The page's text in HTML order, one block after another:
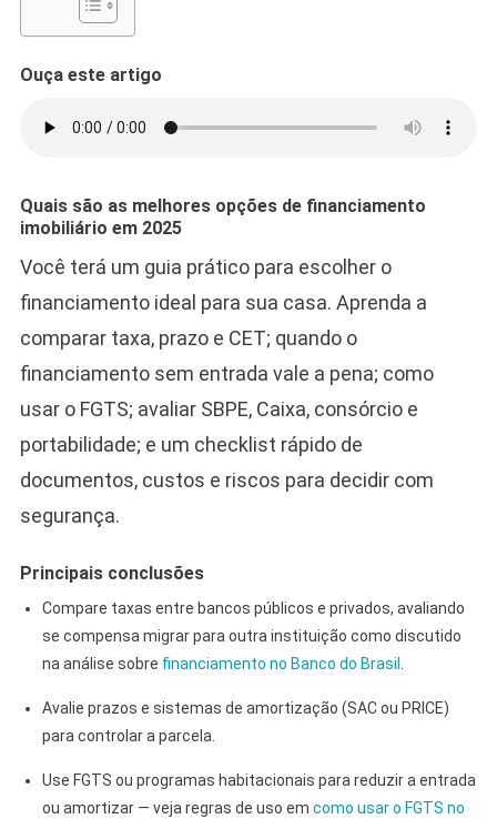
Ouça este artigo
Quais são as melhores opções de financiamento
imobiliário em 2025
Você terá um guia prático para escolher o
financiamento ideal para sua casa. Aprenda a
comparar taxa, prazo e CET; quando o
financiamento sem entrada vale a pena; como
usar o FGTS; avaliar SBPE, Caixa, consórcio e
portabilidade; e um checklist rápido de
documentos, custos e riscos para decidir com
segurança.
Principais conclusões
Compare taxas entre bancos públicos e privados, avaliando
se compensa migrar para outra instituição como discutido
na análise sobre financiamento no Banco do Brasil .
Avalie prazos e sistemas de amortização (SAC ou PRICE)
para controlar a parcela.
Use FGTS ou programas habitacionais para reduzir a entrada
ou amortizar — veja regras de uso em como usar o FGTS no